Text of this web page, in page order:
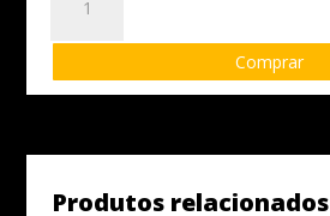
10
com
CA:
quantidade
Comprar
Produtos relacionados